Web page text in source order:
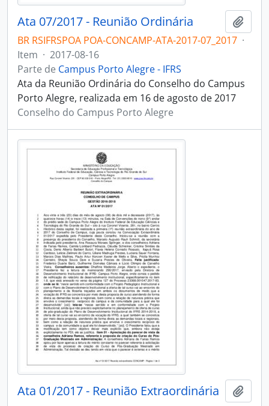
Ata 07/2017 - Reunião Ordinária
BR RSIFRSPOA POA-CONCAMP-ATA-2017-07_2017 ·
Item · 2017-08-16
Parte de Campus Porto Alegre - IFRS
Ata da Reunião Ordinária do Conselho do Campus
Porto Alegre, realizada em 16 de agosto de 2017
Conselho do Campus Porto Alegre
Ata 01/2017 - Reunião Extraordinária